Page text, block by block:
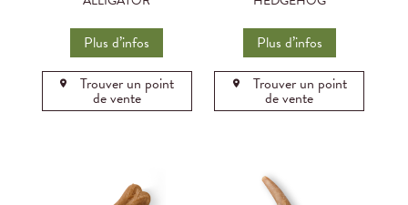
Plus d’infos
Trouver un point
de vente
Plus d’infos
Trouver un point
de vente